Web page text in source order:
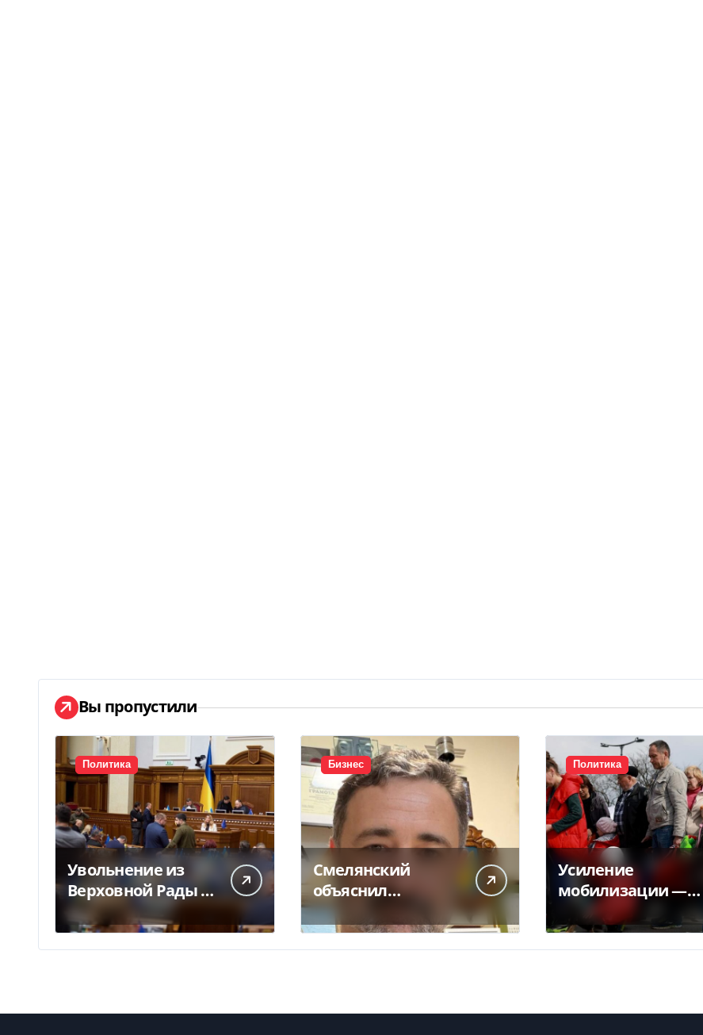
Вы пропустили
Политика
Увольнение из
Верховной Рады —
куда исчез 71
народный депутат
за семь лет
Бизнес
Смелянский
объяснил
конфликт
Укрпочты с НБУ из-
за платежек
Политика
Усиление
мобилизации —
кто из украинцев
потеряет право на
временную